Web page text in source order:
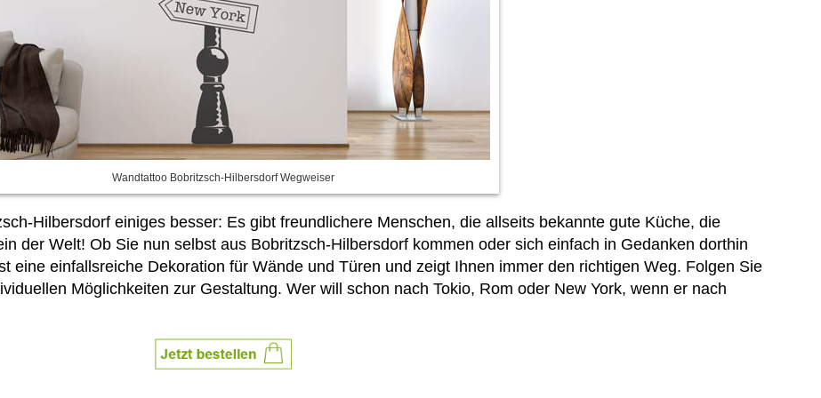
Wandtattoo Bobritzsch-Hilbersdorf Wegweiser
Hilbersdorf einiges besser: Es gibt freundlichere Menschen, die allseits bekannte gute Küche, die
der Welt! Ob Sie nun selbst aus Bobritzsch-Hilbersdorf kommen oder sich einfach in Gedanken dorthin
eine einfallsreiche Dekoration für Wände und Türen und zeigt Ihnen immer den richtigen Weg. Folgen Sie
Möglichkeiten zur Gestaltung. Wer will schon nach Tokio, Rom oder New York, wenn er nach